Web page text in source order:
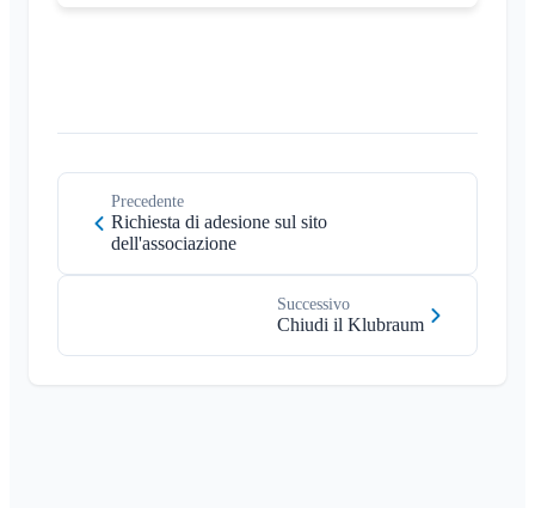
Precedente
Richiesta di adesione sul sito
dell'associazione
Successivo
Chiudi il Klubraum